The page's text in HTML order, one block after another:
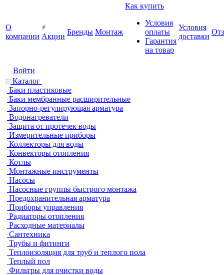
О
компании Акции
Бренды Монтаж
Как купить
Условия
оплаты
Гарантия
на товар
Условия
доставки
Войти
Каталог
Баки пластиковые
Баки мембранные расширительные
Запорно-регулирующая арматура
Водонагреватели
Защита от протечек воды
Измерительные приборы
Коллекторы для воды
Конвекторы отопления
Котлы
Монтажные инструменты
Насосы
Насосные группы быстрого монтажа
Предохранительная арматура
Приборы управления
Радиаторы отопления
Расходные материалы
Сантехника
Трубы и фитинги
Теплоизоляция для труб и теплого пола
Теплый пол
Фильтры для очистки воды